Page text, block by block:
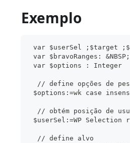
Exemplo
var $userSel ;$target
var $bravoRanges:
var $options : Integer
// define opções de
$options:=wk case
// obtém posição de
$userSel:=WP Selection
// define alvo